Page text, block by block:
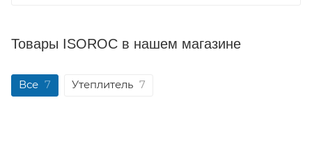
Товары ISOROC в нашем магазине
Все 7 Утеплитель 7